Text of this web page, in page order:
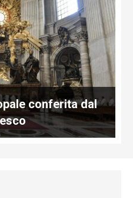
conferita dal